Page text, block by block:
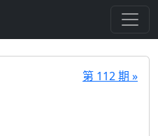
第 112 期 »